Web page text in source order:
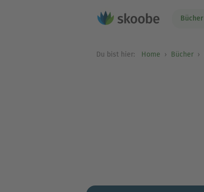
Bücher
Du bist hier: Home Bücher